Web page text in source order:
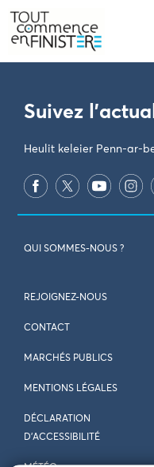
PARAMÈTRES DES COOKIES
Suivez
Heulit keleier Penn-ar-
QUI SOMMES-NOUS ?
REJOIGNEZ-NOUS
CONTACT
MARCHÉS PUBLICS
MENTIONS LÉGALES
DÉCLARATION
D’ACCESSIBILITÉ